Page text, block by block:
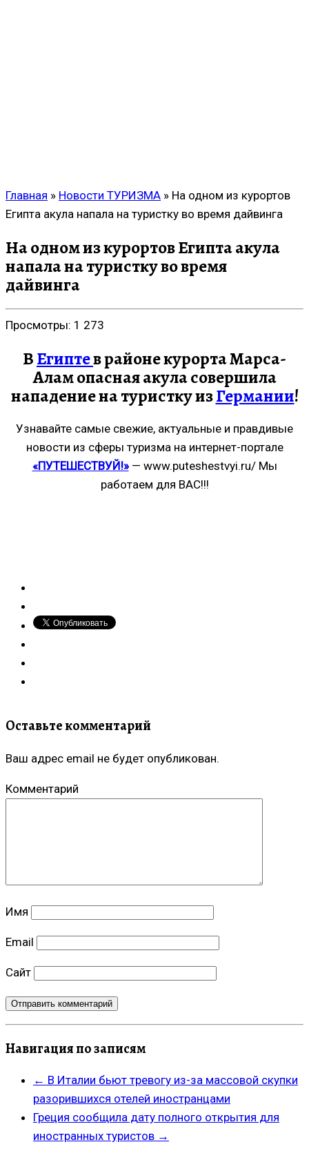
Главная » Новости ТУРИЗМА » На одном из курортов
Египта акула напала на туристку во время дайвинга
На одном из курортов Египта акула
напала на туристку во время
дайвинга
Просмотры: 1 273
ВЕгиптев районе курорта Марса-
Алам опасная акула совершила
нападение на туристку изГермании!
Узнавайте самые свежие, актуальные и правдивые
новости из сферы туризма на интернет-портале
«ПУТЕШЕСТВУЙ!»— www.puteshestvyi.ru/ Мы
работаем для ВАС!!!
Оставьте комментарий
Ваш адрес email не будет опубликован.
Комментарий
Имя
Email
Сайт
Навигация по записям
← В Италии бьют тревогу из-за массовой скупки
разорившихся отелей иностранцами
Греция сообщила дату полного открытия для
иностранных туристов →